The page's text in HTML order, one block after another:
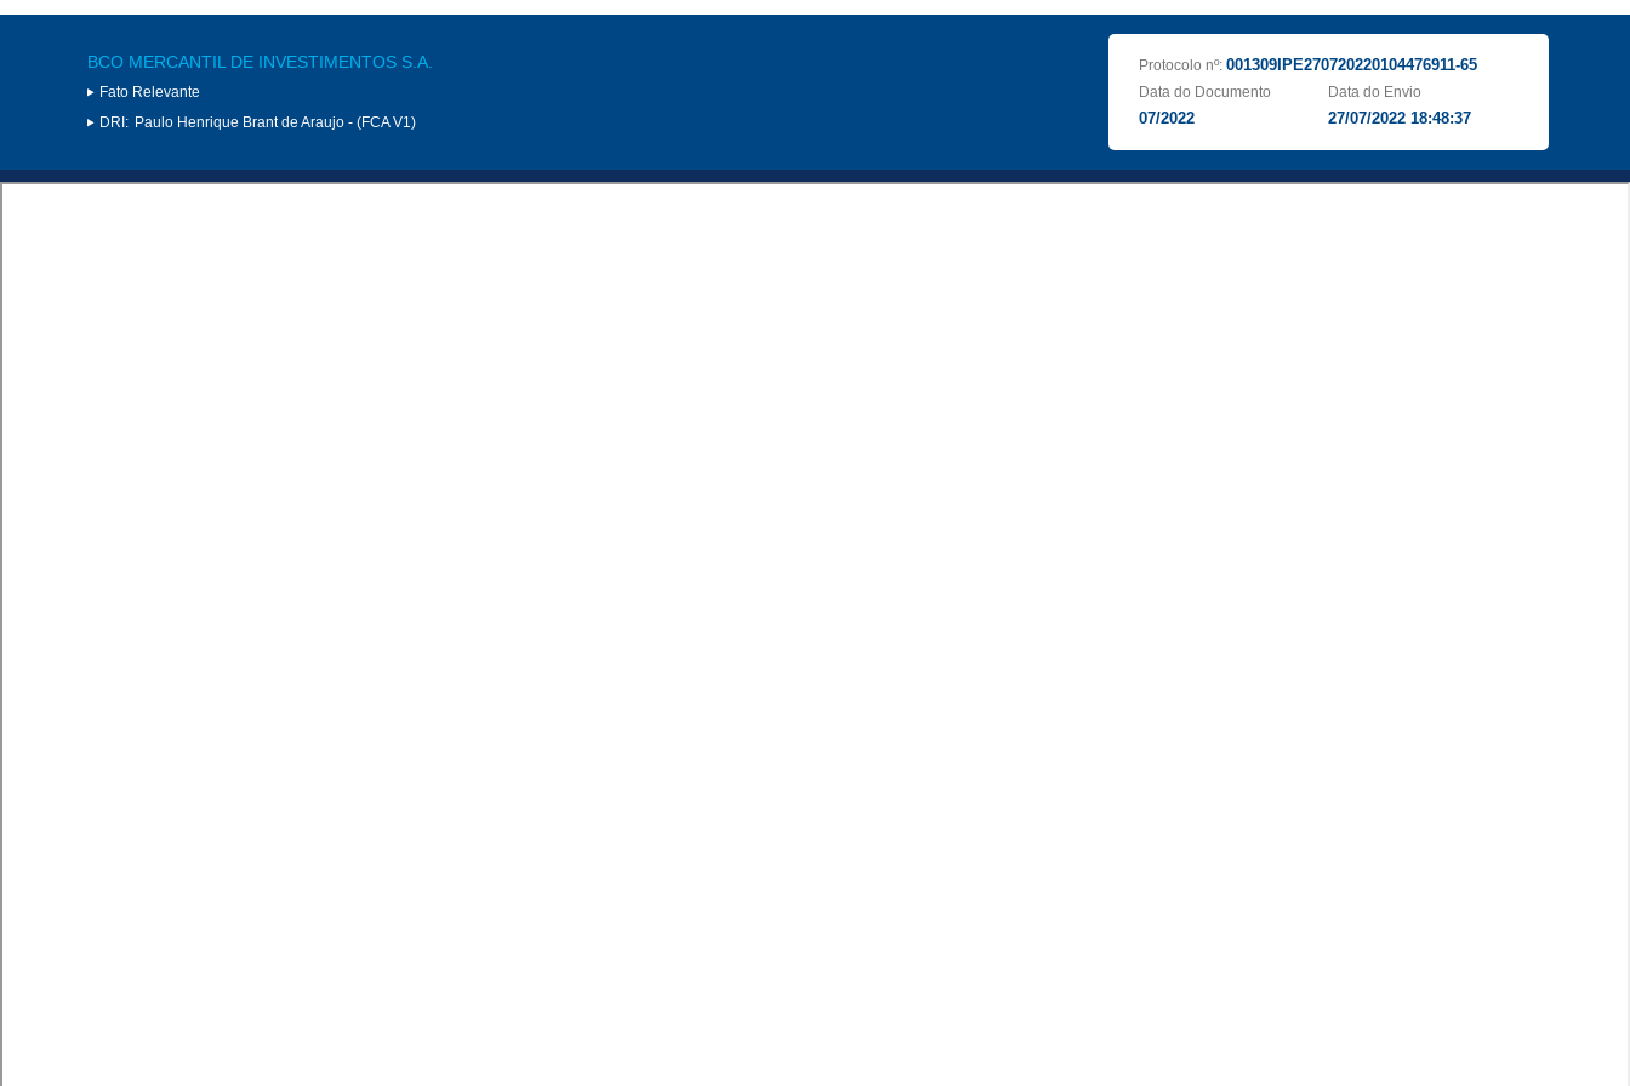
BCO MERCANTIL DE INVESTIMENTOS S.A.
Fato Relevante
DRI: Paulo Henrique Brant de Araujo - (FCA V1)
Protocolo nº: 001309IPE270720220104476911-65
Data do Documento
07/2022
Data do Envio
27/07/2022 18:48:37